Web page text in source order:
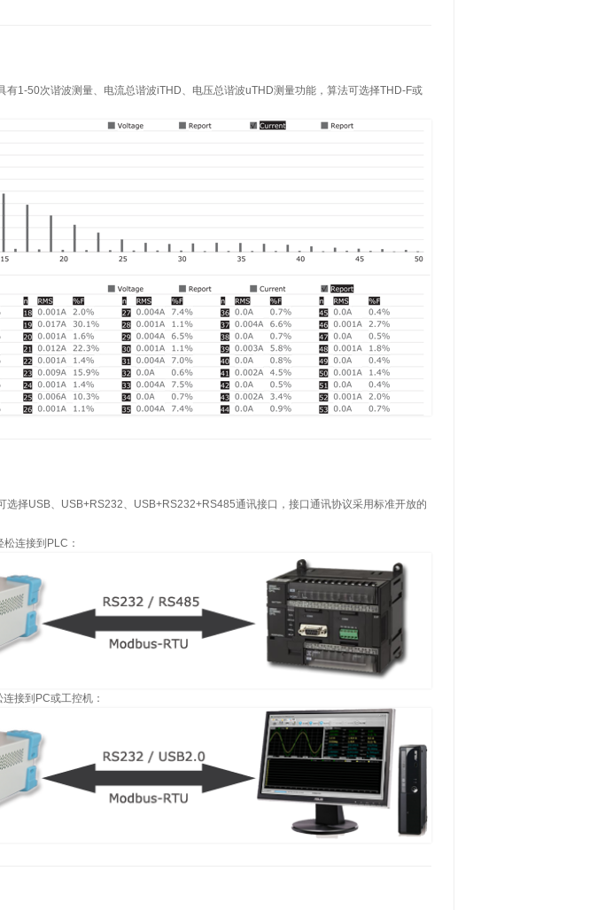
1-50次谐波测量、电流总谐波iTHD、电压总谐波uTHD测量功能，算法可选择THD-F或
择USB、USB+RS232、USB+RS232+RS485通讯接口，接口通讯协议采用标准开放的
连接到PLC：
接到PC或工控机：